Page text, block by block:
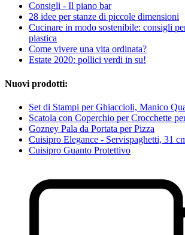
Consigli - Il piano bar
28 idee per stanze di piccole dimensioni
Cucinare in modo sostenibile: consigli
plastica
Come vivere una vita ordinata?
Estate 2020: pollici verdi in su!
Nuovi prodotti:
Set di Stampi per Ghiaccioli, Manico
Scatola con Coperchio per Crocchette
Gozney Pala da Portata per Pizza
Cuisipro Elegance - Servispaghetti, 31
Cuisipro Guanto Protettivo